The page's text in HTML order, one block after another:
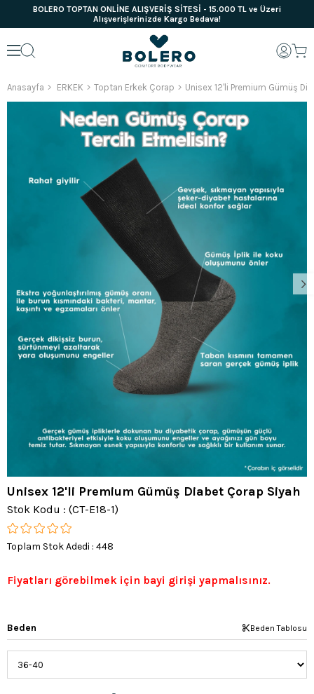
BOLERO TOPTAN ONLİNE ALIŞVERİŞ SİTESİ - 15.000 TL ve Üzeri
Alışverişlerinizde Kargo Bedava!
Anasayfa ERKEK Toptan Erkek Çorap Unisex 12'li Premium Gümüş
Unisex 12'li Premium Gümüş Diabet Çorap Siyah
Stok Kodu (CT-E18-1)
Toplam Stok Adedi : 448
Fiyatları görebilmek için bayi girişi yapmalısınız.
Beden Beden Tablosu